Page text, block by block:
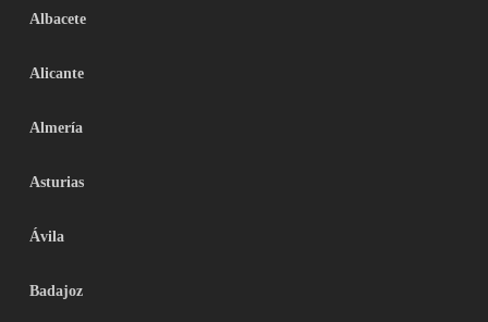
Albacete
Alicante
Almería
Asturias
Ávila
Badajoz